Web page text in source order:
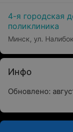
4-я городская
поликлиника
Минск, ул.
Инфо
Обновлено: